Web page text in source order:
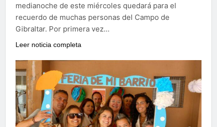
medianoche de este miércoles quedará para el
recuerdo de muchas personas del Campo de
Gibraltar. Por primera vez…
Leer noticia completa